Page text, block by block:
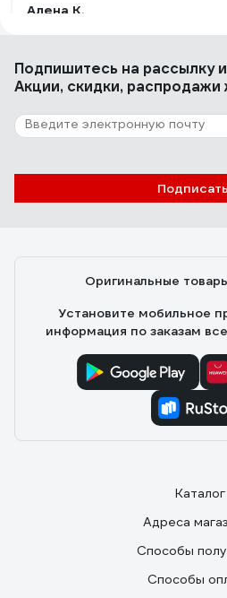
Алена К.
Цена
25 отзывов
Отзыв о Grohe Costa S
Подпишитесь на рассылкуи
Акции, скидки, распродажи
Оригинальные
Установите мобильное
информация по заказам
Каталог
Адреса
Способы
Способы